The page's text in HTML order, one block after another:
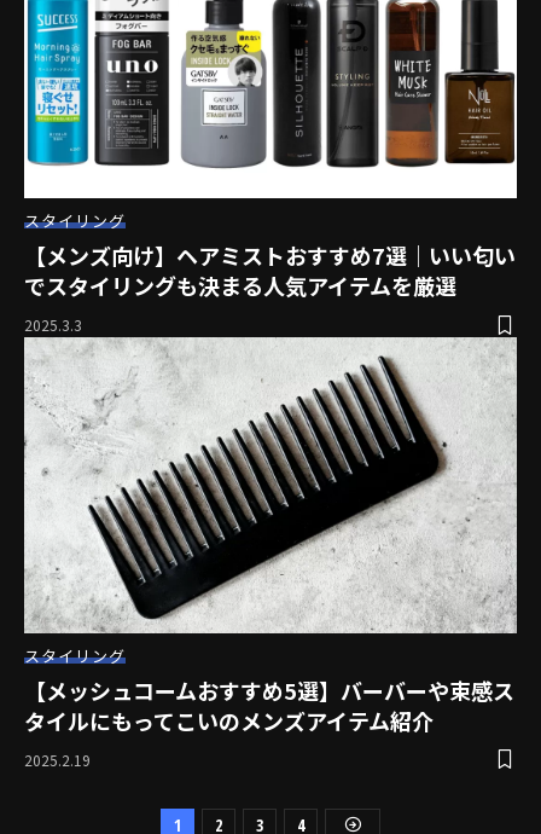
スタイリング
【メンズ向け】ヘアミストおすすめ7選｜いい匂い
でスタイリングも決まる人気アイテムを厳選
2025.3.3
スタイリング
【メッシュコームおすすめ5選】バーバーや束感ス
タイルにもってこいのメンズアイテム紹介
2025.2.19
1 2 3 4